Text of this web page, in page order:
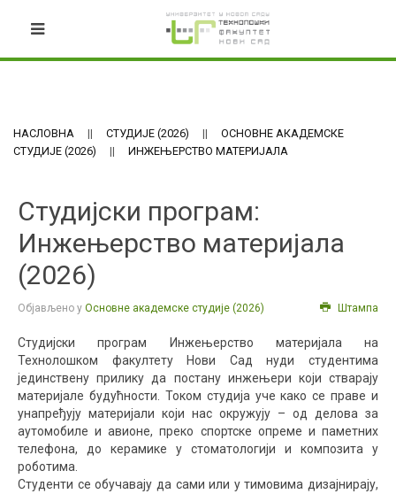
НАСЛОВНА СТУДИЈЕ (2026)
ОСНОВНЕ АКАДЕМСКЕ
СТУДИЈЕ (2026)
ИНЖЕЊЕРСТВО МАТЕРИЈАЛА
Студијски програм:
Инжењерство материјала
(2026)
Објављено у Основне академске студије (2026) Штампа
Студијски програм Инжењерство материјала на
Технолошком факултету Нови Сад нуди студентима
јединствену прилику да постану инжењери који стварају
материјале будућности. Током студија уче како се праве и
унапређују материјали који нас окружују – од делова за
аутомобиле и авионе, преко спортске опреме и паметних
телефона, до керамике у стоматологији и композита у
роботима.
Студенти се обучавају да сами или у тимовима дизајнирају,